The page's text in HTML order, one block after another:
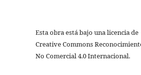
Esta obra está bajo una licencia de
Creative Commons
No Comercial 4.0 Internacional.